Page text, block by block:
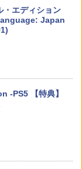
松トートバッグ
ス|オンライン
ス -Switch2
エディション
Japan
-PS5 【特典】